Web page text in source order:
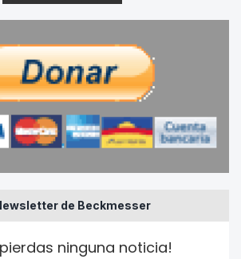
de Beckmesser
pierdas ninguna noticia!